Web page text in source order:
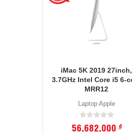
iMac 5K 2019 27inch,
3.7GHz Intel Core i5 6-
MRR12
Laptop Apple
56,682,000đ